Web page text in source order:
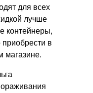
для всех
лучше
контейнеры,
приобрести в
магазине.